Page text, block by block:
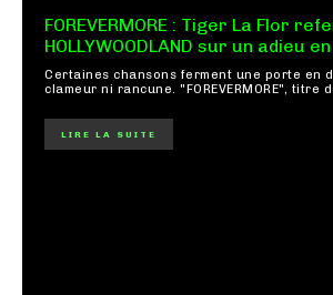
FOREVERMORE : Tiger La Flor
HOLLYWOODLAND sur un adieu
Certaines chansons ferment une porte en
clameur ni rancune. "FOREVERMORE", titre
LIRE LA SUITE